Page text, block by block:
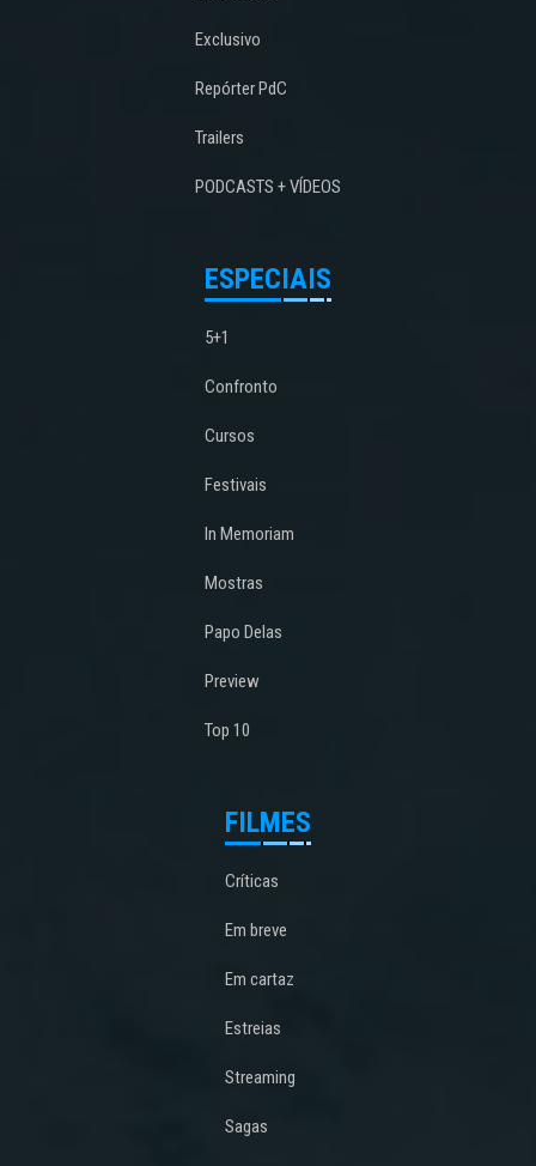
Exclusivo
Repórter PdC
Trailers
PODCASTS + VÍDEOS
ESPECIAIS
5+1
Confronto
Cursos
Festivais
In Memoriam
Mostras
Papo Delas
Preview
Top 10
FILMES
Críticas
Em breve
Em cartaz
Estreias
Streaming
Sagas